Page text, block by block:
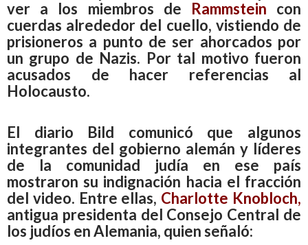
ver a los miembros de Rammstein con
cuerdas alrededor del cuello, vistiendo de
prisioneros a punto de ser ahorcados por
un grupo de Nazis. Por tal motivo fueron
acusados de hacer referencias al
Holocausto.
El diario Bild comunicó que algunos
integrantes del gobierno alemán y líderes
de la comunidad judía en ese país
mostraron su indignación hacia el fracción
del video. Entre ellas, Charlotte Knobloch,
antigua presidenta del Consejo Central de
los judíos en Alemania, quien señaló: